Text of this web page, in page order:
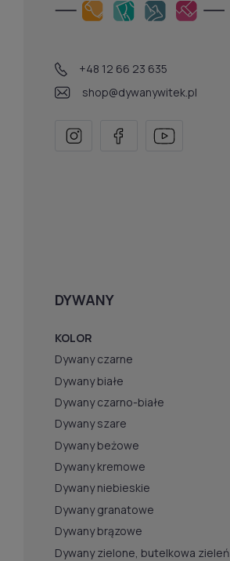
+48 12 66 23 635
shop@dywanywitek.pl
DYWANY
KOLOR
Dywany czarne
Dywany białe
Dywany czarno-białe
Dywany szare
Dywany beżowe
Dywany kremowe
Dywany niebieskie
Dywany granatowe
Dywany brązowe
Dywany zielone, butelkowa zieleń